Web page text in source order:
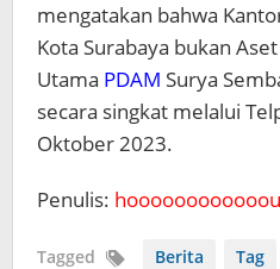
mengatakan bahwa
Kota Surabaya bukan
Utama PDAM Surya
secara singkat melalui
Oktober 2023.
Penulis:
Tagged Berita Tag